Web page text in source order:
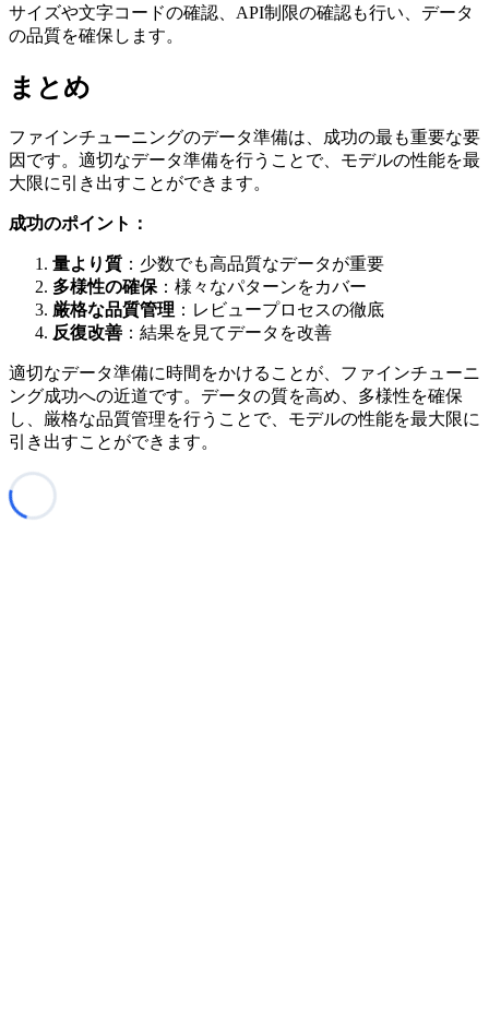
サイズや文字コードの確認、API制限の確認も行い、データ
の品質を確保します。
まとめ
ファインチューニングのデータ準備は、成功の最も重要な要
因です。適切なデータ準備を行うことで、モデルの性能を最
大限に引き出すことができます。
成功のポイント：
量より質 ：少数でも高品質なデータが重要
多様性の確保 ：様々なパターンをカバー
厳格な品質管理 ：レビュープロセスの徹底
反復改善 ：結果を見てデータを改善
適切なデータ準備に時間をかけることが、ファインチューニ
ング成功への近道です。データの質を高め、多様性を確保
し、厳格な品質管理を行うことで、モデルの性能を最大限に
引き出すことができます。